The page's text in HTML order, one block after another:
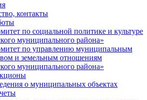
контакты
по социальной политике и культуре
муниципального района»
по управлению муниципальным
и земельным отношениям
муниципального района»
о муниципальных объектах